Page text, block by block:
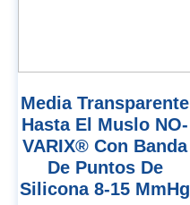
Media Transparente
Hasta El Muslo NO-
VARIX® Con Banda
De Puntos De
Silicona 8-15 MmHg